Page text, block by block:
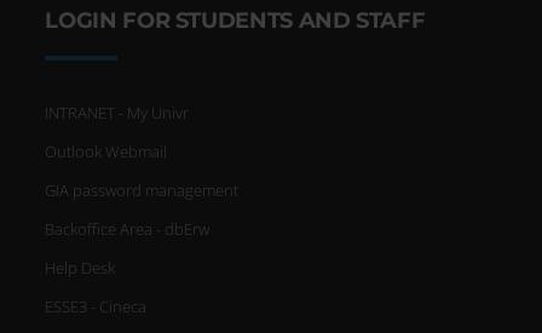
LOGIN FOR STUDENTS AND STAFF
INTRANET - My Univr
Outlook Webmail
GIA password management
Backoffice Area - dbErw
Help Desk
ESSE3 - Cineca